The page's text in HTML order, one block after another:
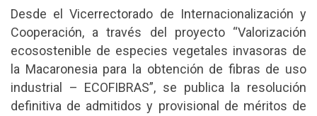
Desde el Vicerrectorado de Internacionalización y
Cooperación, a través del proyecto “Valorización
ecosostenible de especies vegetales invasoras de
la Macaronesia para la obtención de fibras de uso
industrial – ECOFIBRAS”, se publica la resolución
definitiva de admitidos y provisional de méritos de